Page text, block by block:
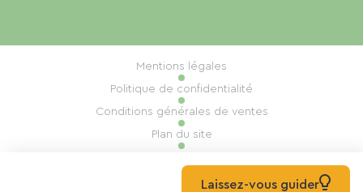
Mentions légales
Politique de confidentialité
Conditions générales de ventes
Plan du site
Réalisation : Mill, PrivasLaissez-vous guider